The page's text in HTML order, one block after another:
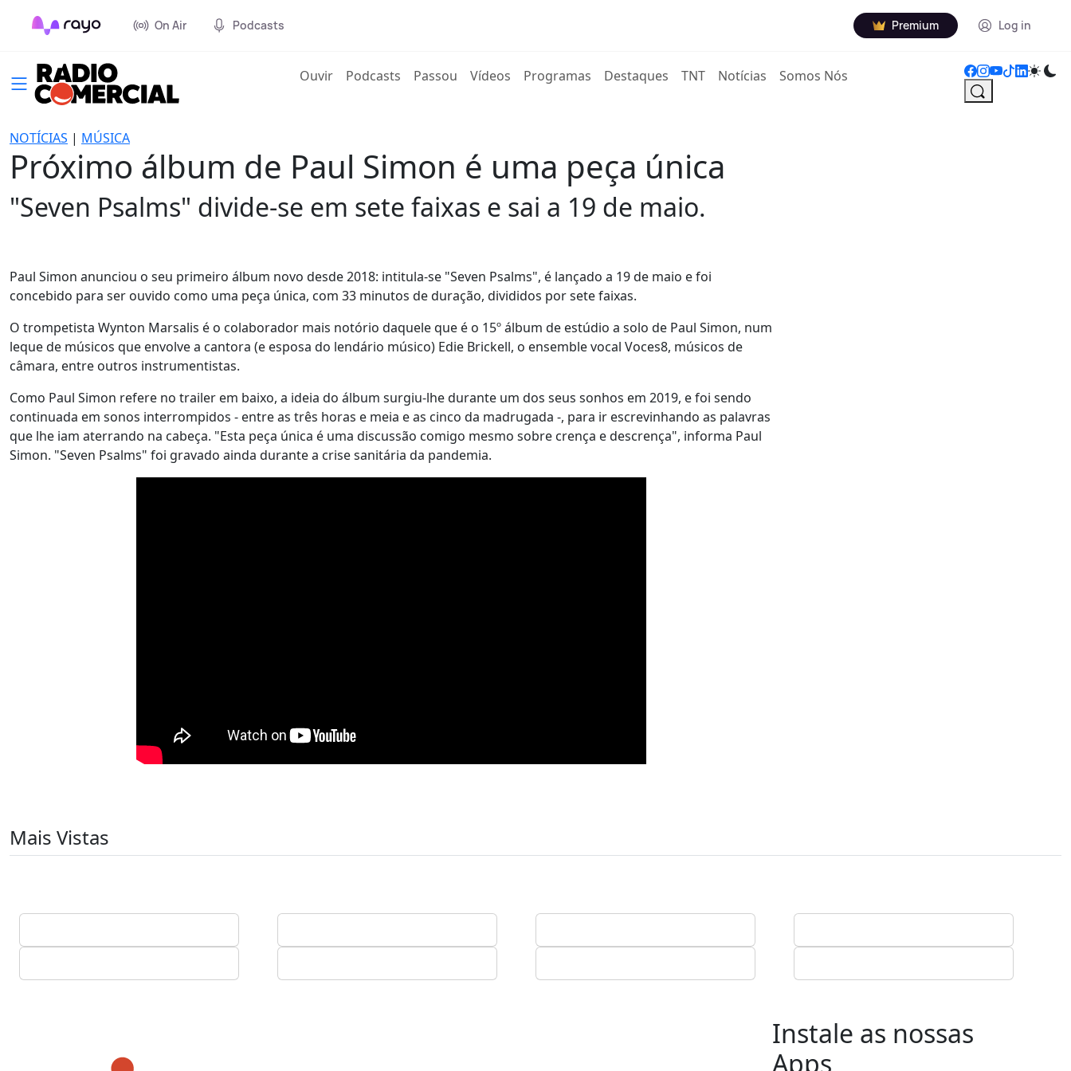
On Air Podcasts Premium Log in
Ouvir(current)
Podcasts Passou Vídeos Programas Destaques TNT Notícias Somos Nós
NOTÍCIAS | MÚSICA
Próximo álbum de Paul Simon é uma peça única
"Seven Psalms" divide-se em sete faixas e sai a 19 de maio.
Paul Simon anunciou o seu primeiro álbum novo desde 2018: intitula-se "Seven Psalms", é lançado a 19 de maio e foi
concebido para ser ouvido como uma peça única, com 33 minutos de duração, divididos por sete faixas.
O trompetista Wynton Marsalis é o colaborador mais notório daquele que é o 15º álbum de estúdio a solo de Paul Simon, num
leque de músicos que envolve a cantora (e esposa do lendário músico) Edie Brickell, o ensemble vocal Voces8, músicos de
câmara, entre outros instrumentistas.
Como Paul Simon refere no trailer em baixo, a ideia do álbum surgiu-lhe durante um dos seus sonhos em 2019, e foi sendo
continuada em sonos interrompidos - entre as três horas e meia e as cinco da madrugada -, para ir escrevinhando as palavras
que lhe iam aterrando na cabeça. "Esta peça única é uma discussão comigo mesmo sobre crença e descrença", informa Paul
Simon. "Seven Psalms" foi gravado ainda durante a crise sanitária da pandemia.
Mais Vistas
Instale as nossas
Apps